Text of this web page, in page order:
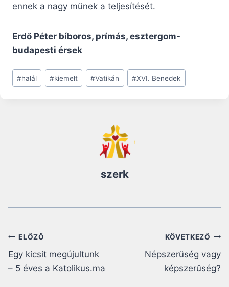
ennek a nagy műnek a teljesítését.
Erdő Péter bíboros, prímás, esztergom-
budapesti érsek
Post
Tags:
#halál #kiemelt #Vatikán #XVI. Benedek
szerk
Bejegyzés
navigáció
ELŐZŐ
Egy kicsit megújultunk
– 5 éves a Katolikus.ma
KÖVETKEZŐ
Népszerűség vagy
képszerűség?